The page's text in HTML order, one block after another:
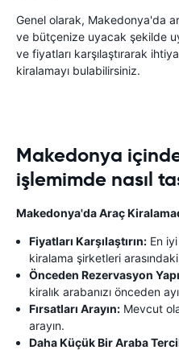
Genel olarak, Makedonya'da
ve bütçenize uyacak şekilde
ve fiyatları karşılaştırarak
kiralamayı bulabilirsiniz.
Makedonya
işlemimde nasıl
Makedonya'da Araç
Fiyatları Karşılaştırın: En
kiralama şirketleri arasındaki
Önceden Rezervasyon
kiralık arabanızı önceden
Fırsatları Arayın: Mevcut
arayın.
Daha Küçük Bir Araba